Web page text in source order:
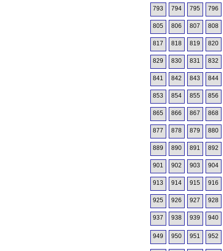
793 794 795 796
805 806 807 808
817 818 819 820
829 830 831 832
841 842 843 844
853 854 855 856
865 866 867 868
877 878 879 880
889 890 891 892
901 902 903 904
913 914 915 916
925 926 927 928
937 938 939 940
949 950 951 952